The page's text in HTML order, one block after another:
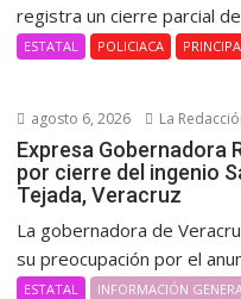
registra un cierre parcial
ESTATAL POLICIACA
agosto 6, 2026 La
Expresa Gobernadora
por cierre del ingenio
Tejada, Veracruz
La gobernadora de
su preocupación por el
ESTATAL INFORMACIÓN